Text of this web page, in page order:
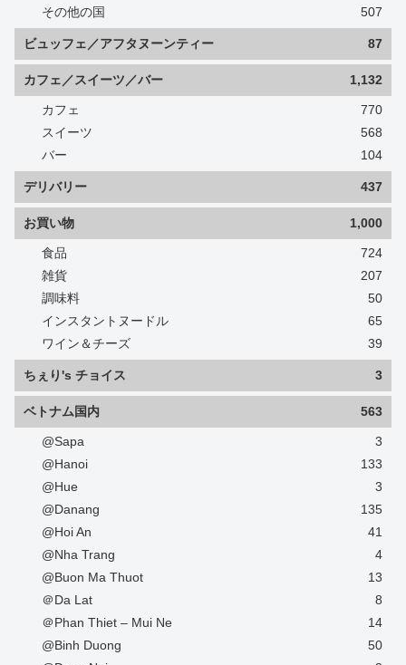
その他の国
507
ビュッフェ／アフタヌーンティー 87
カフェ／スイーツ／バー 1,132
カフェ
770
スイーツ
568
バー
104
デリバリー 437
お買い物 1,000
食品
724
雑貨
207
調味料
50
インスタントヌードル
65
ワイン＆チーズ
39
ちぇり's チョイス 3
ベトナム国内 563
@Sapa
3
@Hanoi
133
@Hue
3
@Danang
135
@Hoi An
41
@Nha Trang
4
@Buon Ma Thuot
13
＠Da Lat
8
＠Phan Thiet – Mui Ne
14
@Binh Duong
50